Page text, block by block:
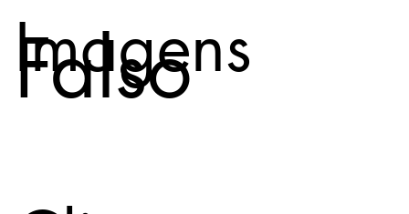
Falso
Imagens